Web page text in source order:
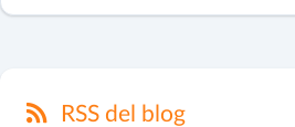
RSS del blog